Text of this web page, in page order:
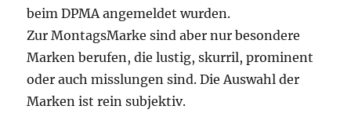
beim DPMA angemeldet wurden.
Zur MontagsMarke sind aber nur besondere
Marken berufen, die lustig, skurril, prominent
oder auch misslungen sind. Die Auswahl der
Marken ist rein subjektiv.